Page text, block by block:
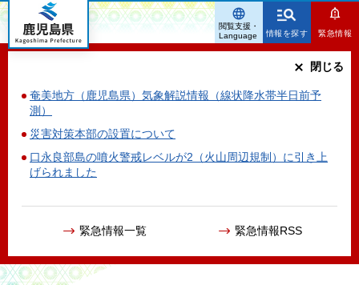
鹿児島県
情報を探す 緊急情報
奄美地方（鹿児島県）気象解説情報（線状降水帯半日前予
測）
災害対策本部の設置について
口永良部島の噴火警戒レベルが2（火山周辺規制）に引き上
げられました
緊急情報一覧 緊急情報RSS
閉じる
閲覧支援・
Language